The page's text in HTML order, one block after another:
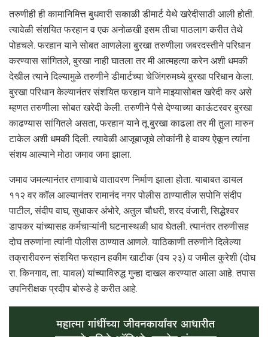
तरुणीही ही कामानिमित्त बुधवारी सकाळी डीमार्ट येथे खरेदीसाठी आली होती.
त्यावेळी संशयित फरहान व एक अनोळखी इसम तीचा पाठलाग करीत तेथे
पोहचले. फरहान याने सोबत आणलेला बुरखा तरुणीला जबरदस्तीने परिधान
करण्यास सांगितले, बुरखा नाही घातला तर मी आत्महत्या करेन अशी धमकी
देखील त्याने दिल्यामुळे तरुणीने डीमार्टच्या चेजिंगरुमध्ये बुरखा परिधान केला.
बुरखा परिधान केल्यानंतर संशयित फरहान याने माझ्यासोबत खरेदी कर असे
म्हणत तरुणीला सोबत खरेदी केली. तरुणीने पैसे देण्याच्या काऊंटरवर बुरखा
काढण्यास सांगितले असता, फरहान याने तू बुरखा काढला तर मी तुला मारुन
टाकेल अशी धमकी दिली. त्यावेळी आजूबाजूचे लोकांनी हे वाक्य ऐकून त्यांना
संशय आल्याने मोठा जमाव जमा झाला.
जमाव जमल्यानंतर तणावाचे वातावरण निर्माण झाला होता. याबाबत डायल
११२ वर कॉल आल्यानंतर रामानंद नगर पोलीस ठाण्यातील सपोनि संदीप
पाटील, संदीप वाघ, सुधाकर अंभोरे, अतुल चौधरी, शरद वंजारी, सिद्धेश्वर
डापकर यांच्यासह कर्मचाऱ्यांनी घटनास्थळी धाव घेतली. त्यानंतर तरुणीसह
दोघ तरुणांना त्यांनी पोलीस ठाण्यात आणले. याठिकाणी तरुणीने दिलेल्या
तक्रारीवरुन संशयित फरहान हकीम खाटीक (वय २३) व जमील कुरेशी (दोघ
रा. किनगाव, ता. यावल) यांच्याविरुद्ध गुन्हा दाखल करण्यात आला आहे. तपास
उपनिरीक्षक प्रदीप बोरुडे हे करीत आहे.